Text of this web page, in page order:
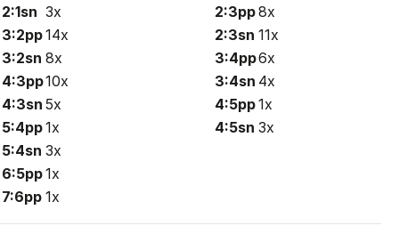
2:1sn 3x
3:2pp14x
3:2sn 8x
4:3pp10x
4:3sn 5x
5:4pp1x
5:4sn 3x
6:5pp1x
7:6pp 1x
2:3pp8x
2:3sn 11x
3:4pp6x
3:4sn 4x
4:5pp1x
4:5sn 3x